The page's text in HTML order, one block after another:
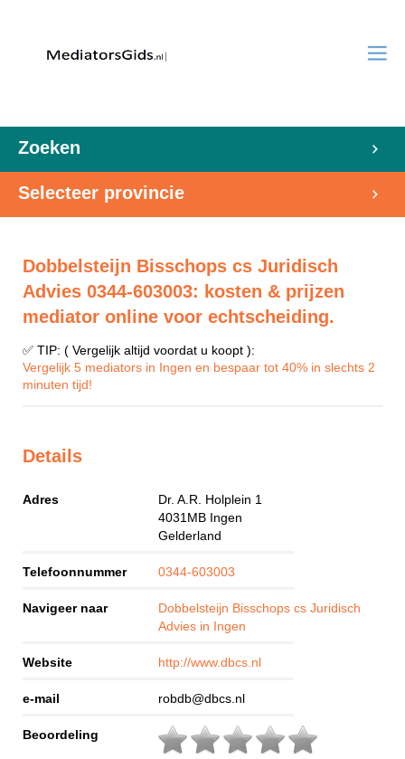
Zoeken
Selecteer provincie
Dobbelsteijn Bisschops cs Juridisch
Advies 0344-603003: kosten & prijzen
mediator online voor echtscheiding.
✅ TIP: ( Vergelijk altijd voordat u koopt ):
Vergelijk 5 mediators in Ingen en bespaar tot 40% in slechts 2
minuten tijd!
Details
Adres
Dr. A.R. Holplein 1
4031MB Ingen
Gelderland
Telefoonnummer 0344-603003
Navigeer naar
Dobbelsteijn Bisschops cs Juridisch
Advies in Ingen
Website http://www.dbcs.nl
e-mail robdb@dbcs.nl
Beoordeling